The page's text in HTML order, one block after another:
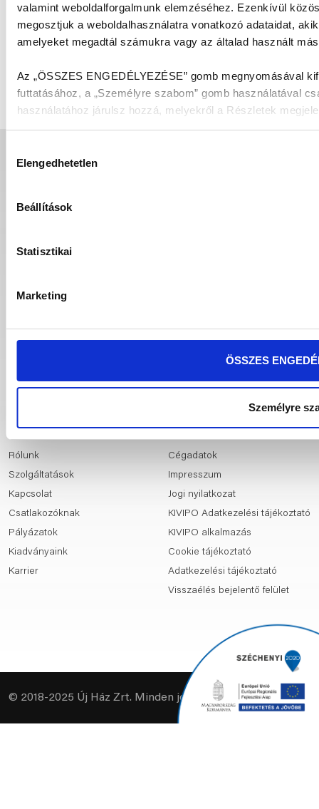
valamint weboldalforgalmunk elemzéséhez. Ezenkívül
megosztjuk a weboldalhasználatra vonatkozó adataidat,
amelyeket megadtál számukra vagy az általad használt
Az „ÖSSZES ENGEDÉLYEZÉSE” gomb megnyomásával
futtatásához, a „Személyre szabom” gomb használatával
használatához járulsz hozzá, melyekről a Részletek
kiválasztása
Elengedhetetlen
Beállítások
Statisztikai
Marketing
ÖSSZES
Személyre
Elfogadom azadatkezelési
tájékoztatót
FELIRATKOZOM!
Tetőfedés
Ragasztástechnika
Kert
Fürdőszoba
Térkő
ÚJHÁZ
Rólunk
Szolgáltatások
Kapcsolat
Csatlakozóknak
Pályázatok
Kiadványaink
Karrier
INFORMÁCIÓK
Cégadatok
Impresszum
Jogi nyilatkozat
KIVIPO Adatkezelési tájékoztató
KIVIPO alkalmazás
Cookie tájékoztató
Adatkezelési tájékoztató
Visszaélés bejelentő felület
© 2018-2025 Új Ház Zrt. Minden jog fenntartva.